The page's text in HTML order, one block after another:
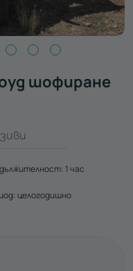
шофиране
1 час
целогодишно